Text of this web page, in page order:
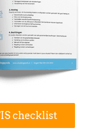
checklist